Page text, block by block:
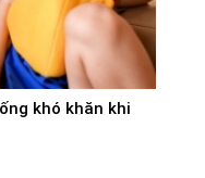
khó khăn khi